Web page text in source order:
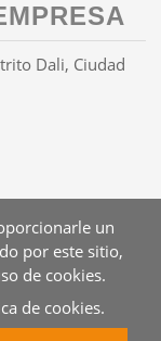
un
por este sitio,
de cookies.
de cookies.
Dali, Ciudad
Atteipo